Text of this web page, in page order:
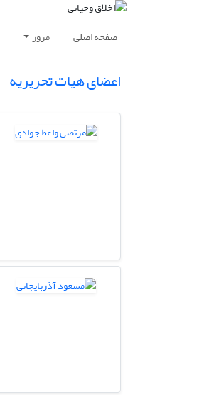
صفحه اصلی مرور
اعضای هیات تحریریه